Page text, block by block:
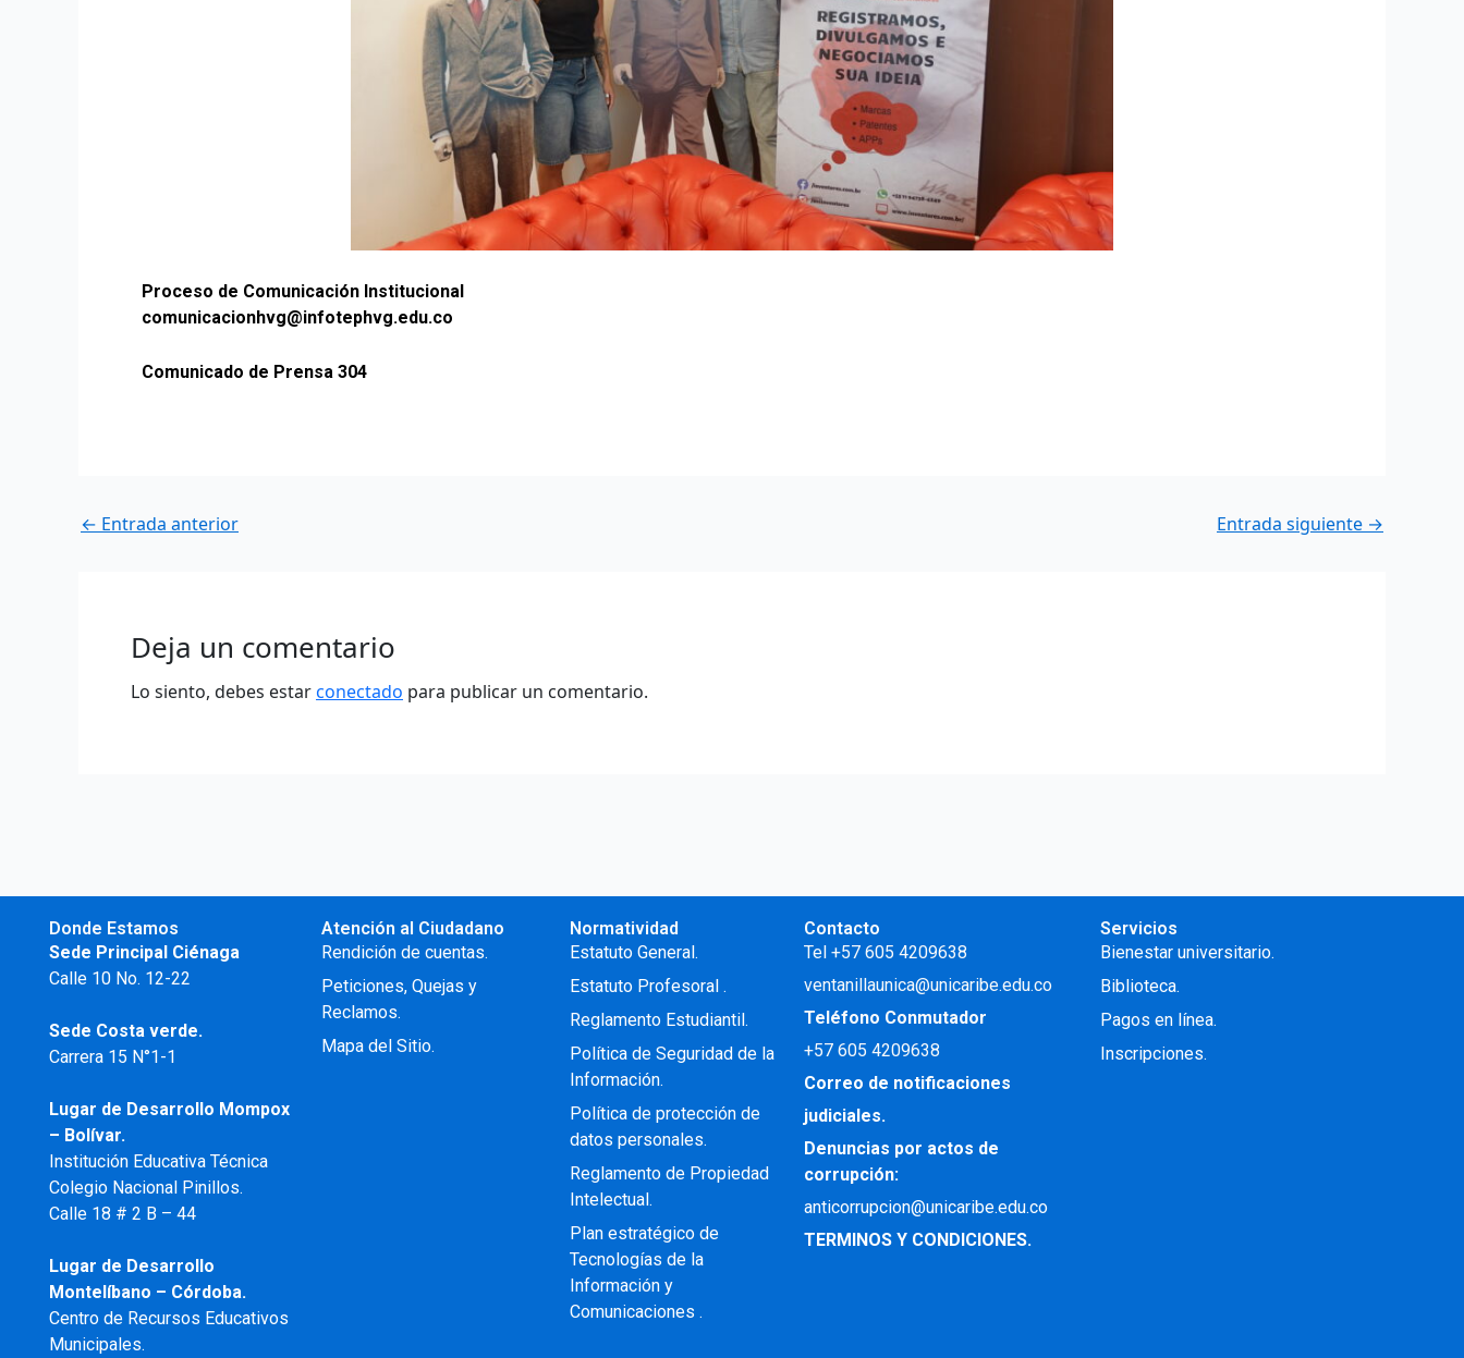
Proceso de Comunicación Institucional
comunicacionhvg@infotephvg.edu.co
Comunicado de Prensa 304
← Entrada anterior Entrada siguiente →
Deja un comentario
Lo siento, debes estarconectado para publicar un comentario.
Donde Estamos
Sede Principal Ciénaga
Calle 10 No. 12-22
Sede Costa verde.
Carrera 15 N°1-1
Lugar de Desarrollo Mompox
– Bolívar.
Institución Educativa Técnica
Colegio Nacional Pinillos.
Calle 18 # 2 B – 44
Lugar de Desarrollo
Montelíbano – Córdoba.
Centro de Recursos Educativos
Municipales.
Atención al Ciudadano
Rendición de cuentas.
Peticiones, Quejas y
Reclamos.
Mapa del Sitio.
Normatividad
Estatuto General.
Estatuto Profesoral .
Reglamento Estudiantil.
Política de Seguridad de la
Información.
Política de protección de
datos personales.
Reglamento de Propiedad
Intelectual .
Plan estratégico de
Tecnologías de la
Información y
Comunicaciones .
Contacto
Tel +57 605 4209638
ventanillaunica@unicaribe.edu.co
Teléfono Conmutador
+57605 4209638
Correo de notificaciones
judiciales.
Denuncias por actos de
corrupción:
anticorrupcion@unicaribe.edu.co
TERMINOS Y CONDICIONES.
Servicios
Bienestar universitario.
Biblioteca.
Pagos en línea.
Inscripciones.